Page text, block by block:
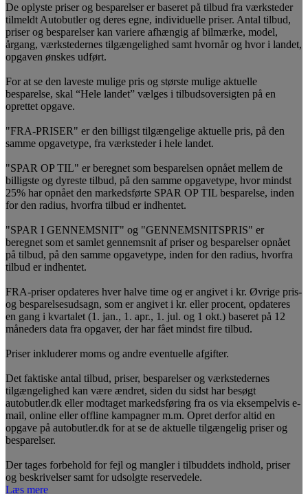
De oplyste priser og besparelser er baseret på tilbud fra værksteder
tilmeldt Autobutler og deres egne, individuelle priser. Antal tilbud,
priser og besparelser kan variere afhængig af bilmærke, model,
årgang, værkstedernes tilgængelighed samt hvornår og hvor i landet,
opgaven ønskes udført.
For at se den laveste mulige pris og største mulige aktuelle
besparelse, skal “Hele landet” vælges i tilbudsoversigten på en
oprettet opgave.
"FRA-PRISER" er den billigst tilgængelige aktuelle pris, på den
samme opgavetype, fra værksteder i hele landet.
"SPAR OP TIL" er beregnet som besparelsen opnået mellem de
billigste og dyreste tilbud, på den samme opgavetype, hvor mindst
25% har opnået den markedsførte SPAR OP TIL besparelse, inden
for den radius, hvorfra tilbud er indhentet.
"SPAR I GENNEMSNIT" og "GENNEMSNITSPRIS" er
beregnet som et samlet gennemsnit af priser og besparelser opnået
på tilbud, på den samme opgavetype, inden for den radius, hvorfra
tilbud er indhentet.
FRA-priser opdateres hver halve time og er angivet i kr. Øvrige pris-
og besparelsesudsagn, som er angivet i kr. eller procent, opdateres
en gang i kvartalet (1. jan., 1. apr., 1. jul. og 1 okt.) baseret på 12
måneders data fra opgaver, der har fået mindst fire tilbud.
Priser inkluderer moms og andre eventuelle afgifter.
Det faktiske antal tilbud, priser, besparelser og værkstedernes
tilgængelighed kan være ændret, siden du sidst har besøgt
autobutler.dk eller modtaget markedsføring fra os via eksempelvis e-
mail, online eller offline kampagner m.m. Opret derfor altid en
opgave på autobutler.dk for at se de aktuelle tilgængelig priser og
besparelser.
Der tages forbehold for fejl og mangler i tilbuddets indhold, priser
og beskrivelser samt for udsolgte reservedele.
Læs mere